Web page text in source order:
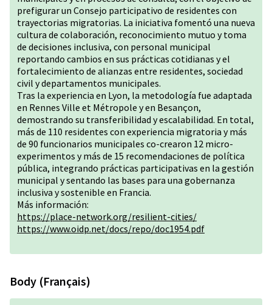
prefigurar un Consejo participativo de residentes con
trayectorias migratorias. La iniciativa fomentó una nueva
cultura de colaboración, reconocimiento mutuo y toma
de decisiones inclusiva, con personal municipal
reportando cambios en sus prácticas cotidianas y el
fortalecimiento de alianzas entre residentes, sociedad
civil y departamentos municipales.
Tras la experiencia en Lyon, la metodología fue adaptada
en Rennes Ville et Métropole y en Besançon,
demostrando su transferibilidad y escalabilidad. En total,
más de 110 residentes con experiencia migratoria y más
de 90 funcionarios municipales co-crearon 12 micro-
experimentos y más de 15 recomendaciones de política
pública, integrando prácticas participativas en la gestión
municipal y sentando las bases para una gobernanza
inclusiva y sostenible en Francia.
Más información:
https://place-network.org/resilient-cities/
https://www.oidp.net/docs/repo/doc1954.pdf
Body (Français)